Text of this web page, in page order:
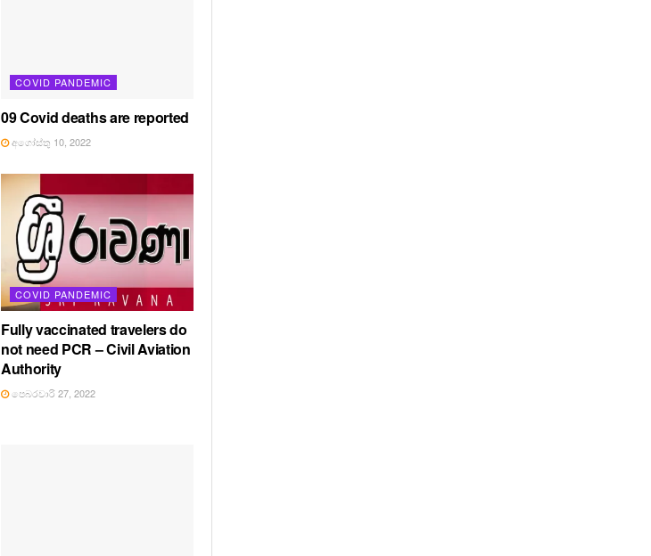
COVID PANDEMIC
09 Covid deaths are reported
අගෝස්තු 10, 2022
COVID PANDEMIC
Fully vaccinated travelers do
not need PCR – Civil Aviation
Authority
පෙබරවාරි 27, 2022